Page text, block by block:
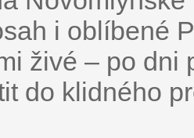
i oblíbené
živé – po dni
do klidného